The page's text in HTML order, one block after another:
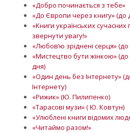
«Добро починається з тебе»
«До Європи через книгу» (до
«Книги українських
звернути увагу!»
«Любов’ю зріднені серця»
«Мистецтво бути жінкою»
дня)
«Один день без Інтернету»
Інтернету)
«Рижик» (Ю. Пилипенко)
«Тарасові музи» ( Ю. Ковтун)
«Улюблені книги відомих
«Читаймо разом!»